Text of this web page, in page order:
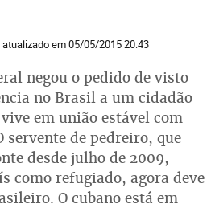
em 05/05/2015 20:43
negou o pedido de visto
no Brasil a um cidadão
em união estável com
servente de pedreiro, que
desde julho de 2009,
como refugiado, agora deve
O cubano está em